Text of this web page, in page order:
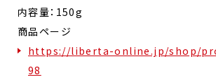
内容量：150g
商品ページ
https://liberta-online.jp/shop/
98